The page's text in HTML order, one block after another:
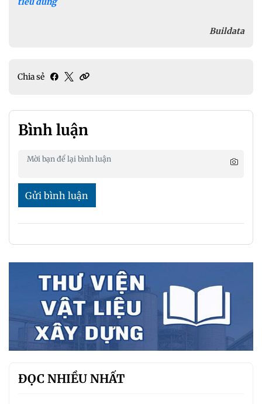
Buildata
Chia sẻ
Bình luận
Gửi bình luận
ĐỌC NHIỀU NHẤT